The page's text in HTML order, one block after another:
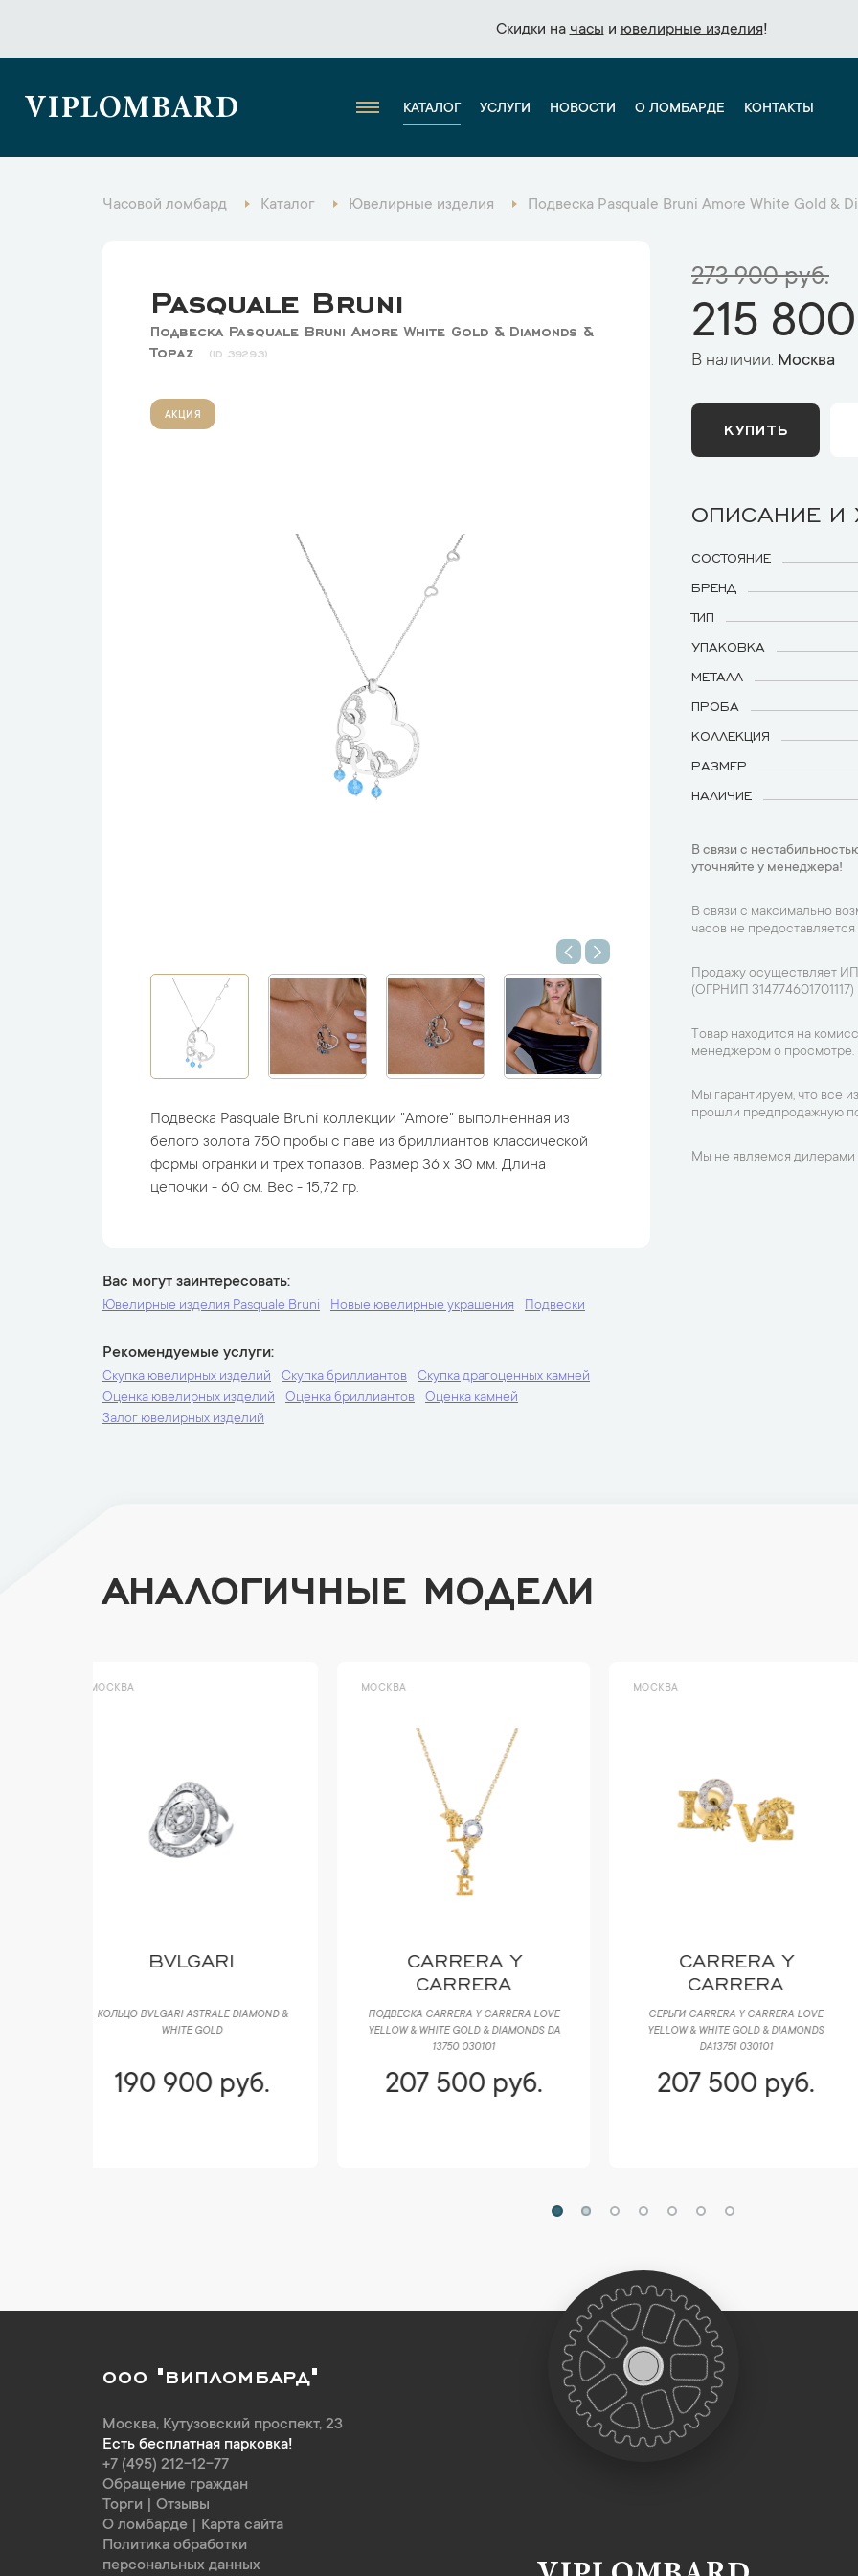
Скидки на часы и ювелирные изделия!
Скидки на часы и ювелирные изделия!
VIPLOMBARD КАТАЛОГ УСЛУГИ НОВОСТИ О ЛОМБАРДЕ КОНТАКТЫ
Часовой ломбард Каталог Ювелирные изделия Подвеска Pasquale Bruni Amore White Gold &
Pasquale Bruni
Подвеска Pasquale Bruni Amore White Gold & Diamonds &
Topaz
39293
АКЦИЯ
Подвеска Pasquale Bruni коллекции "Amore" выполненная из
белого золота 750 пробы с паве из бриллиантов классической
формы огранки и трех топазов. Размер 36 х 30 мм. Длина
цепочки - 60 см. Вес - 15,72 гр.
Вас могут заинтересовать
Ювелирные изделия Pasquale Bruni Новые ювелирные украшения Подвески
Рекомендуемые услуги
Скупка ювелирных изделий Скупка бриллиантов
Скупка драгоценных камней
Оценка ювелирных изделий
Оценка бриллиантов
Оценка камней
Залог ювелирных изделий
273 900 руб.
215
В наличии: Москва
КУПИТЬ
ОПИСАНИЕ И
СОСТОЯНИЕ
БРЕНД
ТИП
УПАКОВКА
МЕТАЛЛ
ПРОБА
КОЛЛЕКЦИЯ
РАЗМЕР
НАЛИЧИЕ
В связи с
уточняйте у менеджера!
В связи с максимально
часов не
Продажу осуществляет
(ОГРНИП 314774601701117)
Товар находится на
менеджером о просмотре.
Мы гарантируем, что все
прошли предпродажную
Мы не являемся дилерами
АНАЛОГИЧНЫЕ МОДЕЛИ
МОСКВА
CARRERA Y
ПОДВЕСКА CARRERA Y CARRERA LOVE
YELLOW & WHITE GOLD & DIAMONDS DA
207 500 руб.
МОСКВА
CARRERA Y
CARRERA
СЕРЬГИ CARRERA Y CARRERA LOVE
YELLOW & WHITE GOLD & DIAMONDS
DA13751 030101
207 500 руб.
МОСКВА
MAGERIT
СЕРЬГИ MAGERIT NATURE
YELLOW GOLD & DIAMONDS &
232 400 руб.
ООО "ВИПЛОМБАРД"
Москва, Кутузовский проспект, 23
Есть бесплатная парковка!
+7 (495) 212-12-77
Обращение граждан
Торги
Отзывы
О ломбарде
Карта сайта
Политика обработки
персональных данных